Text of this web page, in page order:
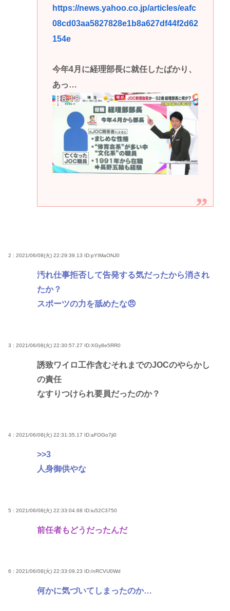
https://news.yahoo.co.jp/articles/eafc
08cd03aa5827828e1b8a627df44f2d62
154e
今年4月に経理部長に就任したばかり、
あっ…
2 : 2021/06/08(火) 22:29:39.13 ID:pYIMaONJ0
汚れ仕事拒否して告発する気だったから消され
たか？
スポーツの力を舐めたな😠
3 : 2021/06/08(火) 22:30:57.27 ID:XGy8e5RR0
誘致ワイロ工作含むそれまでのJOCのやらかし
の責任
なすりつけられ要員だったのか？
4 : 2021/06/08(火) 22:31:35.17 ID:aFOGo7ji0
>>3
人身御供やな
5 : 2021/06/08(火) 22:33:04.68 ID:iu52C3750
前任者もどうだったんだ
6 : 2021/06/08(火) 22:33:09.23 ID:/nRCVU0Wd
何かに気づいてしまったのか…